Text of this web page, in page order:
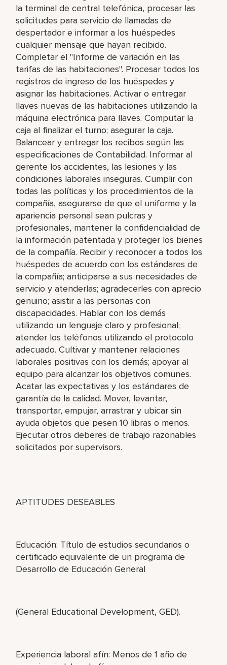
la terminal de central telefónica, procesar las
solicitudes para servicio de llamadas de
despertador e informar a los huéspedes
cualquier mensaje que hayan recibido.
Completar el "Informe de variación en las
tarifas de las habitaciones". Procesar todos los
registros de ingreso de los huéspedes y
asignar las habitaciones. Activar o entregar
llaves nuevas de las habitaciones utilizando la
máquina electrónica para llaves. Computar la
caja al finalizar el turno; asegurar la caja.
Balancear y entregar los recibos según las
especificaciones de Contabilidad. Informar al
gerente los accidentes, las lesiones y las
condiciones laborales inseguras. Cumplir con
todas las políticas y los procedimientos de la
compañía, asegurarse de que el uniforme y la
apariencia personal sean pulcras y
profesionales, mantener la confidencialidad de
la información patentada y proteger los bienes
de la compañía. Recibir y reconocer a todos los
huéspedes de acuerdo con los estándares de
la compañía; anticiparse a sus necesidades de
servicio y atenderlas; agradecerles con aprecio
genuino; asistir a las personas con
discapacidades. Hablar con los demás
utilizando un lenguaje claro y profesional;
atender los teléfonos utilizando el protocolo
adecuado. Cultivar y mantener relaciones
laborales positivas con los demás; apoyar al
equipo para alcanzar los objetivos comunes.
Acatar las expectativas y los estándares de
garantía de la calidad. Mover, levantar,
transportar, empujar, arrastrar y ubicar sin
ayuda objetos que pesen 10 libras o menos.
Ejecutar otros deberes de trabajo razonables
solicitados por supervisors.
APTITUDES DESEABLES
Educación: Título de estudios secundarios o
certificado equivalente de un programa de
Desarrollo de Educación General
(General Educational Development, GED).
Experiencia laboral afín: Menos de 1 año de